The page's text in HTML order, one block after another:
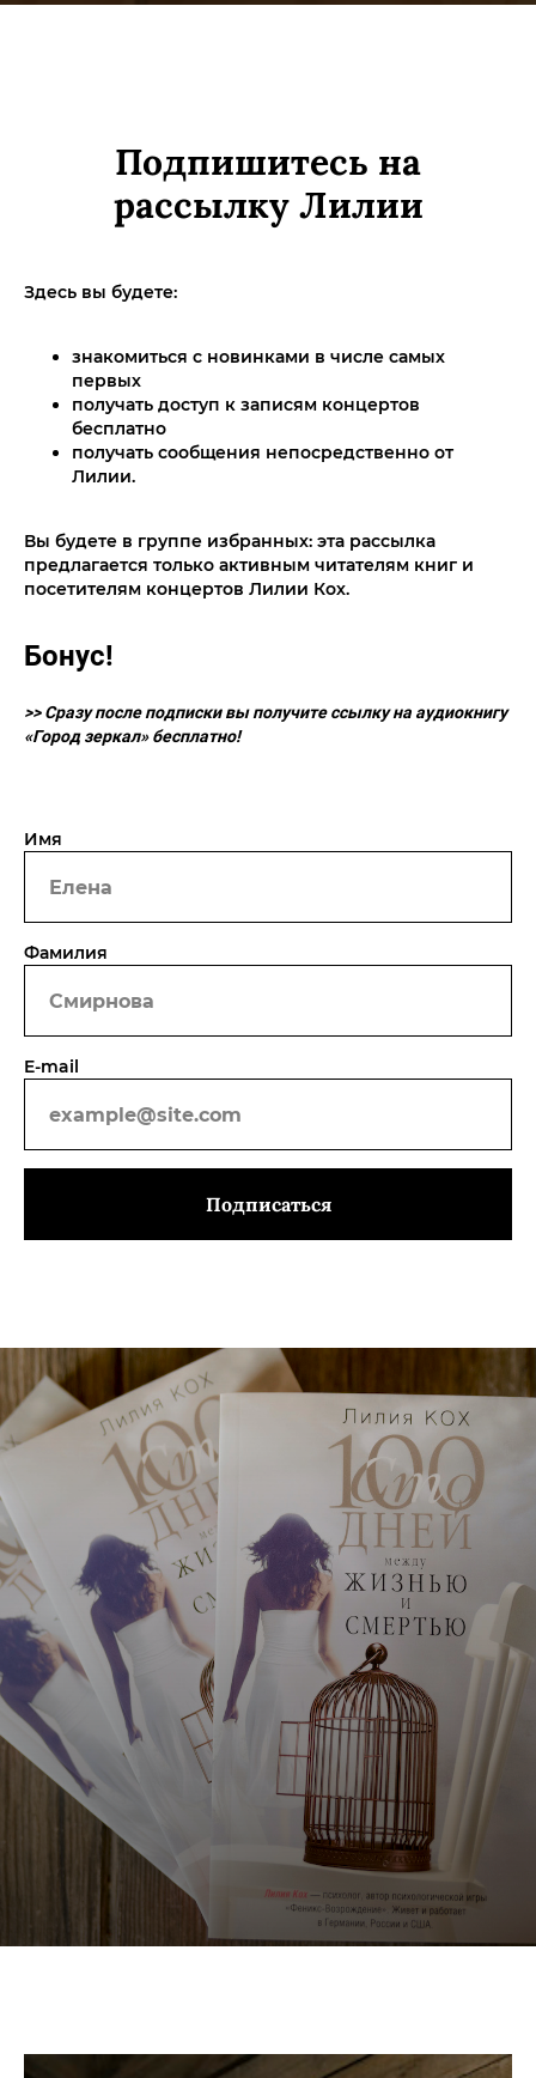
Подпишитесь на
рассылку Лилии
Здесь вы будете:
знакомиться с новинками в числе самых
первых
получать доступ к записям концертов
бесплатно
получать сообщения непосредственно от
Лилии.
Вы будете в группе избранных: эта рассылка
предлагается только активным читателям книг и
посетителям концертов Лилии Кох.
Бонус!
>> Сразу после подписки вы получите ссылку на аудиокнигу
«Город зеркал» бесплатно!
Имя
Фамилия
E-mail
Подписаться